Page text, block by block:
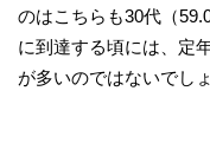
のはこちらも30代（
に到達する頃には、定
が多いのではないでし